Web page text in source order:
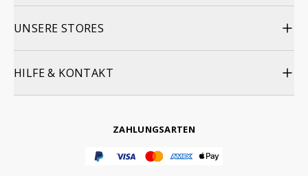
UNSERE STORES
HILFE & KONTAKT
ZAHLUNGSARTEN